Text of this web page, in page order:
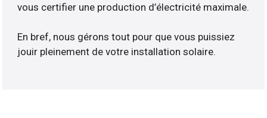
vous certifier une production d’électricité maximale.
En bref, nous gérons tout pour que vous puissiez
jouir pleinement de votre installation solaire.